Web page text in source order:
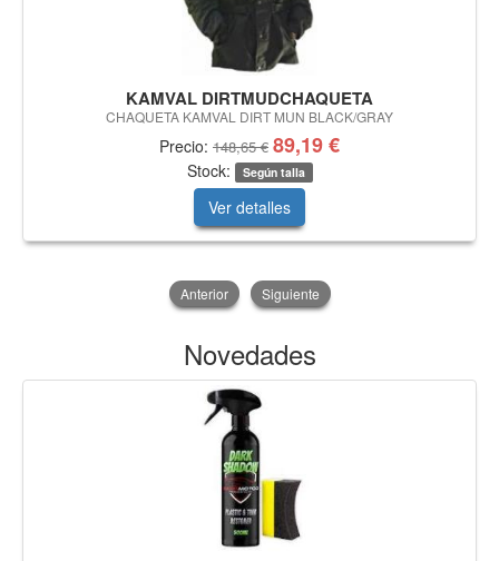
KAMVAL DIRTMUDCHAQUETA
CHAQUETA KAMVAL DIRT MUN BLACK/GRAY
Precio: 148,65 € 89,19 €
Stock: Según talla
Ver detalles
Anterior Siguiente
Novedades